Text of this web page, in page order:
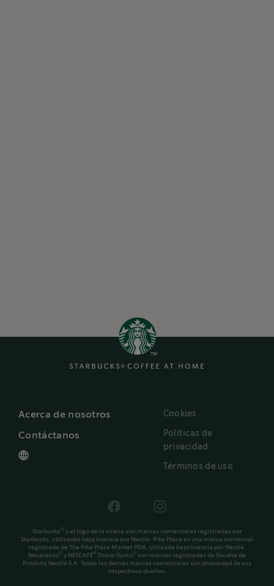
Acerca de nosotros
Contáctanos
Cookies
Políticas de
privacidad
Términos de uso
Starbucks
y el logo de la sirena son marcas comerciales registradas por
Starbucks, utilizadas bajo licencia por Nestlé. Pike Place es una marca comercial
registrada de The Pike Place Market PDA, utilizada bajo licencia por Nestlé.
Nespresso
y NESCAFÉ Dolce Gusto
son marcas registradas de Société de
Produits Nestlé S.A. Todas las demás marcas comerciales son propiedad de sus
respectivos dueños.